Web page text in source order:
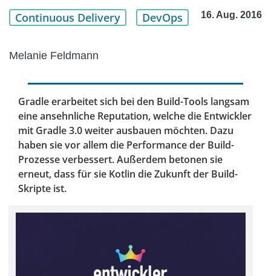
Continuous Delivery DevOps 16. Aug. 2016
Melanie Feldmann
Gradle erarbeitet sich bei den Build-Tools langsam
eine ansehnliche Reputation, welche die Entwickler
mit Gradle 3.0 weiter ausbauen möchten. Dazu
haben sie vor allem die Performance der Build-
Prozesse verbessert. Außerdem betonen sie
erneut, dass für sie Kotlin die Zukunft der Build-
Skripte ist.